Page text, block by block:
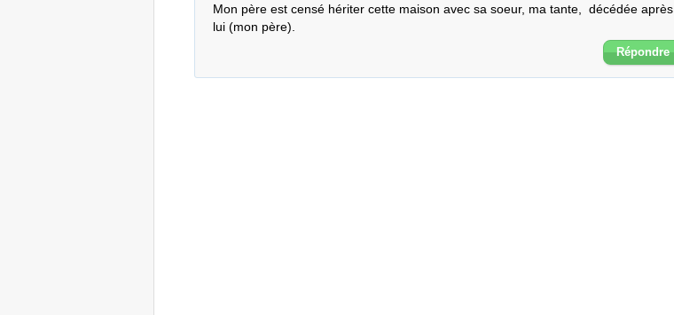
Mon père est censé hériter cette maison avec sa soeur, ma tante,  décédée après
lui (mon père).
Répondre